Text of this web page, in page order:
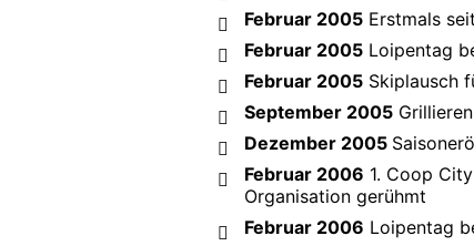
Februar 2005 Erstmals
Februar 2005 Loipentag
Februar 2005 Skiplausch
September 2005
Dezember 2005
Februar 2006 1. Coop
Organisation gerühmt
Februar 2006 Loipentag